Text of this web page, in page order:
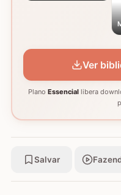
Ver
Plano Essencial libera
Salvar